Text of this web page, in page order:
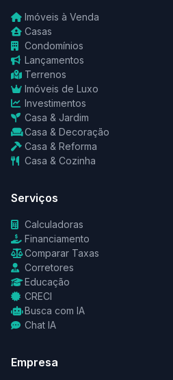
Imóveis à Venda
Casas
Condomínios
Lançamentos
Terrenos
Imóveis de Luxo
Investimentos
Casa & Jardim
Casa & Decoração
Casa & Reforma
Casa & Cozinha
Serviços
Calculadoras
Financiamento
Comparar Taxas
Corretores
Educação
CRECI
Busca com IA
Chat IA
Empresa